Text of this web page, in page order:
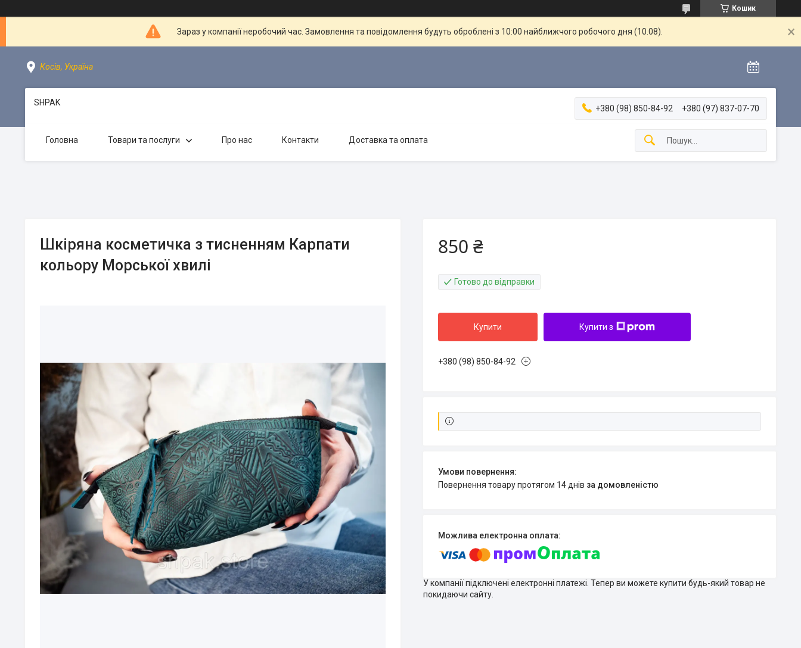
Кошик
Зараз у компанії неробочий час. Замовлення та повідомлення будуть оброблені з 10:00 найближчого робочого дня (10.08).
Косів, Україна
SHPAK
+380 (98) 850-84-92 +380 (97) 837-07-70
Головна Товари та послуги Про нас Контакти Доставка та оплата
Шкіряна косметичка з тисненням Карпати
кольору Морської хвилі
850 ₴
Готово до відправки
Купити Купити з
+380 (98) 850-84-92
повернення товару протягом 14 днів за домовленістю
У компанії підключені електронні платежі. Тепер ви можете купити будь-який товар не
покидаючи сайту.